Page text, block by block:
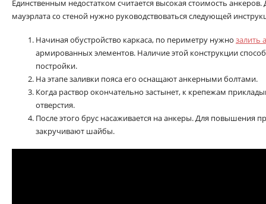
Единственным недостатком считается высокая стоимость
мауэрлата со стеной нужно руководствоваться следующей
Начиная обустройство каркаса, по периметру нужно залить
армированных элементов. Наличие этой конструкции
постройки.
На этапе заливки пояса его оснащают анкерными болтами.
Когда раствор окончательно застынет, к крепежам
отверстия.
После этого брус насаживается на анкеры. Для повышения
закручивают шайбы.